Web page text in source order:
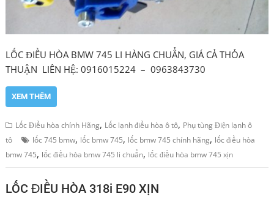
LỐC ĐIỀU HÒA BMW 745 LI HÀNG CHUẨN, GIÁ CẢ THỎA
THUẬN LIÊN HỆ: 0916015224 – 0963843730
XEM THÊM
Lốc Điều hòa chính Hãng, Lốc lạnh điều hòa ô tô, Phụ tùng Điện lạnh ô
tô
lốc 745 bmw, lốc bmw 745, lốc bmw 745 chính hãng, lốc điều hòa
bmw 745, lốc điều hòa bmw 745 li chuẩn, lốc điều hòa bmw 745 xịn
LỐC ĐIỀU HÒA 318i E90 XỊN